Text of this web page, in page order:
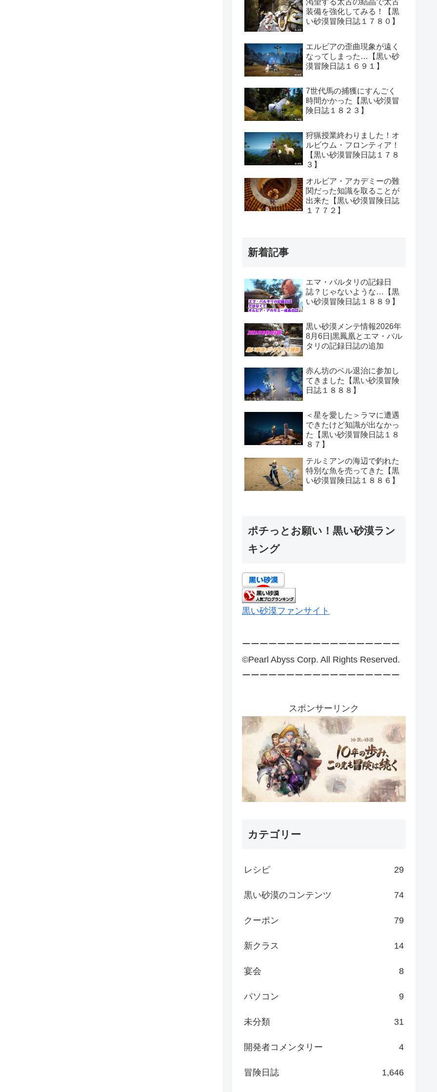
渇望する太古の結晶で太古
装備を強化してみる！【黒
い砂漠冒険日誌１７８０】
エルビアの歪曲現象が遠く
なってしまった…【黒い砂
漠冒険日誌１６９１】
7世代馬の捕獲にすんごく
時間かかった【黒い砂漠冒
険日誌１８２３】
狩猟授業終わりました！オ
ルビウム・フロンティア！
【黒い砂漠冒険日誌１７８
３】
オルビア・アカデミーの難
関だった知識を取ることが
出来た【黒い砂漠冒険日誌
１７７２】
新着記事
エマ・バルタリの記録日
誌？じゃないような…【黒
い砂漠冒険日誌１８８９】
黒い砂漠メンテ情報2026年
8月6日|黒鳳凰とエマ・バル
タリの記録日誌の追加
赤ん坊のベル退治に参加し
てきました【黒い砂漠冒険
日誌１８８８】
＜星を愛した＞ラマに遭遇
できたけど知識が出なかっ
た【黒い砂漠冒険日誌１８
８７】
テルミアンの海辺で釣れた
特別な魚を売ってきた【黒
い砂漠冒険日誌１８８６】
ポチっとお願い！黒い砂漠ラン
キング
黒い砂漠ファンサイト
ーーーーーーーーーーーーーーーーーー
©Pearl Abyss Corp. All Rights Reserved.
ーーーーーーーーーーーーーーーーーー
スポンサーリンク
カテゴリー
レシピ 29
黒い砂漠のコンテンツ 74
クーポン 79
新クラス 14
宴会 8
パソコン 9
未分類 31
開発者コメンタリー 4
冒険日誌 1,646